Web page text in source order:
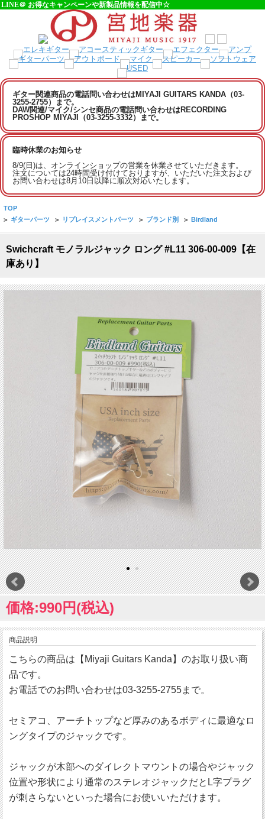
LINE＠ お得なキャンペーンや新製品情報を配信中☆
ギター関連商品の電話問い合わせはMIYAJI GUITARS KANDA（03-
3255-2755）まで。
DAW関連/マイク/シンセ商品の電話問い合わせはRECORDING
PROSHOP MIYAJI（03-3255-3332）まで。
臨時休業のお知らせ
8/9(日)は、オンラインショップの営業を休業させていただきます。
注文については24時間受け付けておりますが、いただいた注文および
お問い合わせは8月10日以降に順次対応いたします。
TOP
> ギターパーツ > リプレイスメントパーツ > ブランド別 > Birdland
Swichcraft モノラルジャック ロング #L11 306-00-009【在
庫あり】
価格:990円(税込)
商品説明
こちらの商品は【Miyaji Guitars Kanda】のお取り扱い商
品です。
お電話でのお問い合わせは03-3255-2755まで。
セミアコ、アーチトップなど厚みのあるボディに最適なロ
ングタイプのジャックです。
ジャックが木部へのダイレクトマウントの場合やジャック
位置や形状により通常のステレオジャックだとL字プラグ
が刺さらないといった場合にお使いいただけます。